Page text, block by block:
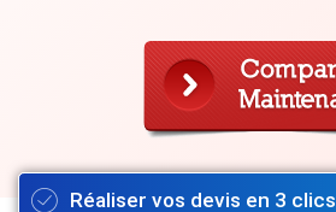
Réaliser vos devis en 3 clics